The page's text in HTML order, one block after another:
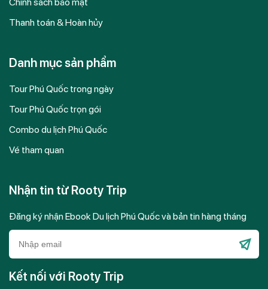
Thanh toán & Hoàn hủy
Danh mục sản phẩm
Tour Phú Quốc trong ngày
Tour Phú Quốc trọn gói
Combo du lịch Phú Quốc
Vé tham quan
Nhận tin từ Rooty Trip
Đăng ký nhận Ebook Du lịch Phú Quốc và bản tin hàng tháng
Please
Kết nối với Rooty Trip